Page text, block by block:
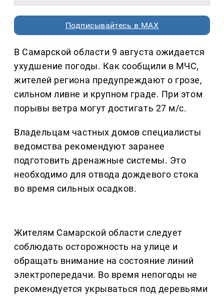
Подписывайтесь в MAX
В Самарской области 9 августа ожидается
ухудшение погоды. Как сообщили в МЧС,
жителей региона предупреждают о грозе,
сильном ливне и крупном граде. При этом
порывы ветра могут достигать 27 м/с.
Владельцам частных домов специалисты
ведомства рекомендуют заранее
подготовить дренажные системы. Это
необходимо для отвода дождевого стока
во время сильных осадков.
Жителям Самарской области следует
соблюдать осторожность на улице и
обращать внимание на состояние линий
электропередачи. Во время непогоды не
рекомендуется укрываться под деревьями